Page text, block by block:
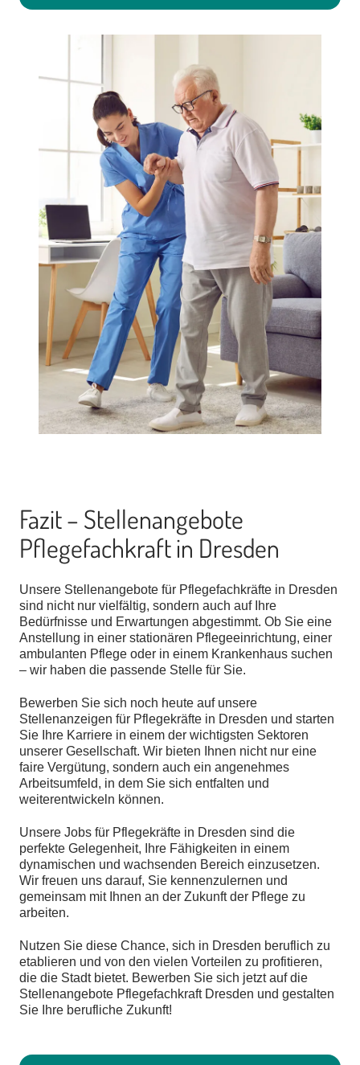
Fazit – Stellenangebote
Pflegefachkraft in Dresden
Unsere Stellenangebote für Pflegefachkräfte in Dresden
sind nicht nur vielfältig, sondern auch auf Ihre
Bedürfnisse und Erwartungen abgestimmt. Ob Sie eine
Anstellung in einer stationären Pflegeeinrichtung, einer
ambulanten Pflege oder in einem Krankenhaus suchen
– wir haben die passende Stelle für Sie.
Bewerben Sie sich noch heute auf unsere
Stellenanzeigen für Pflegekräfte in Dresden und starten
Sie Ihre Karriere in einem der wichtigsten Sektoren
unserer Gesellschaft. Wir bieten Ihnen nicht nur eine
faire Vergütung, sondern auch ein angenehmes
Arbeitsumfeld, in dem Sie sich entfalten und
weiterentwickeln können.
Unsere Jobs für Pflegekräfte in Dresden sind die
perfekte Gelegenheit, Ihre Fähigkeiten in einem
dynamischen und wachsenden Bereich einzusetzen.
Wir freuen uns darauf, Sie kennenzulernen und
gemeinsam mit Ihnen an der Zukunft der Pflege zu
arbeiten.
Nutzen Sie diese Chance, sich in Dresden beruflich zu
etablieren und von den vielen Vorteilen zu profitieren,
die die Stadt bietet. Bewerben Sie sich jetzt auf die
Stellenangebote Pflegefachkraft Dresden und gestalten
Sie Ihre berufliche Zukunft!